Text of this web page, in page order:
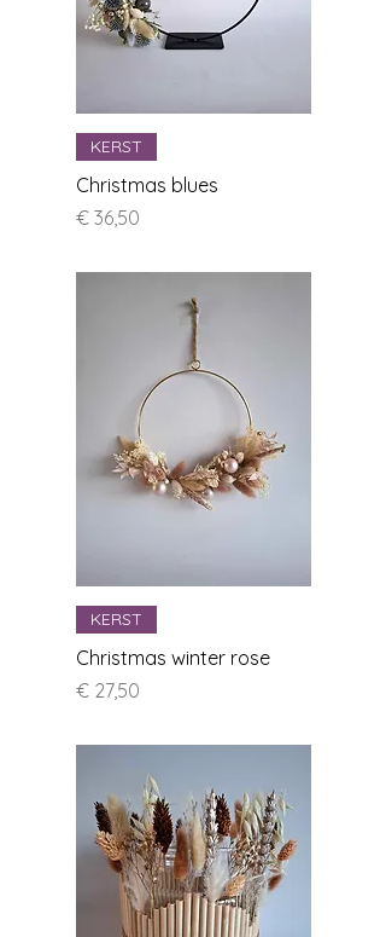
KERST
Christmas blues
Prijs
€ 36,50
KERST
Christmas winter rose
Prijs
€ 27,50